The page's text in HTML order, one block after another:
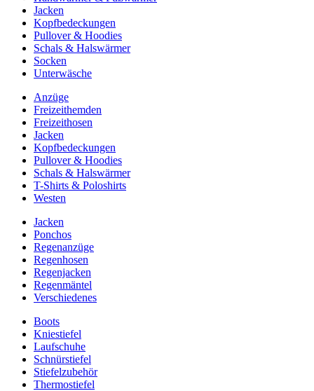
Jacken
Kopfbedeckungen
Pullover & Hoodies
Schals & Halswärmer
Socken
Unterwäsche
Anzüge
Freizeithemden
Freizeithosen
Jacken
Kopfbedeckungen
Pullover & Hoodies
Schals & Halswärmer
T-Shirts & Poloshirts
Westen
Jacken
Ponchos
Regenanzüge
Regenhosen
Regenjacken
Regenmäntel
Verschiedenes
Boots
Kniestiefel
Laufschuhe
Schnürstiefel
Stiefelzubehör
Thermostiefel